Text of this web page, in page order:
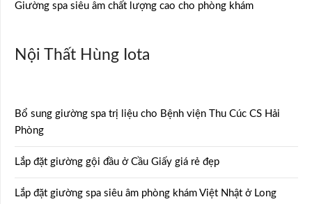
Giường spa siêu âm chất lượng cao cho phòng khám
Nội Thất Hùng Iota
Bổ sung giường spa trị liệu cho Bệnh viện Thu Cúc CS Hải
Phòng
Lắp đặt giường gội đầu ở Cầu Giấy giá rẻ đẹp
Lắp đặt giường spa siêu âm phòng khám Việt Nhật ở Long